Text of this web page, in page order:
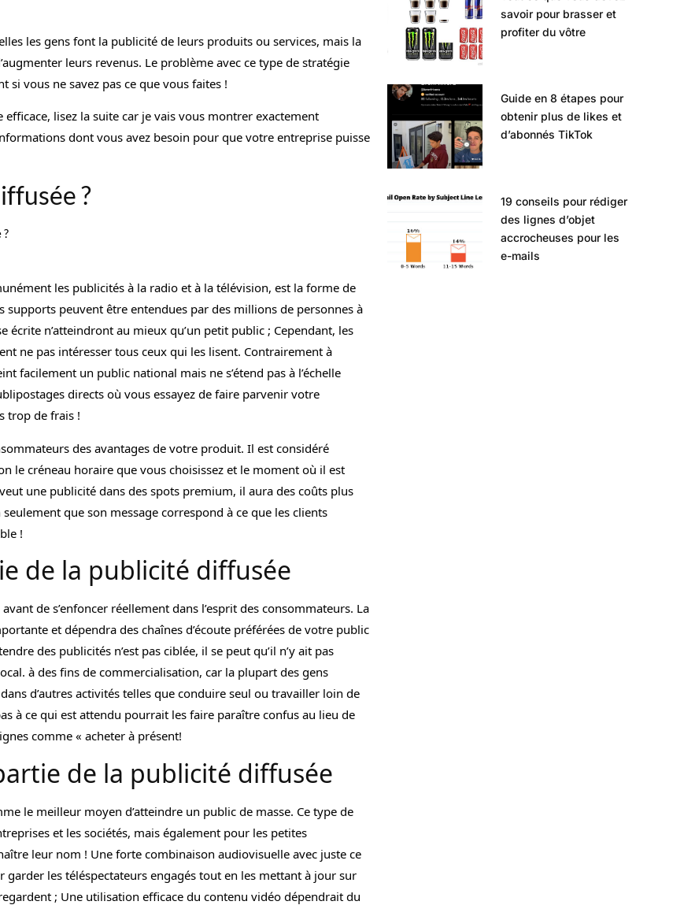
les gens font la publicité de leurs produits ou services, mais la
leurs revenus. Le problème avec ce type de stratégie
si vous ne savez pas ce que vous faites !
lisez la suite car je vais vous montrer exactement
dont vous avez besoin pour que votre entreprise puisse
?
les publicités à la radio et à la télévision, est la forme de
peuvent être entendues par des millions de personnes à
écrite n’atteindront au mieux qu’un petit public ; Cependant, les
ne pas intéresser tous ceux qui les lisent. Contrairement à
facilement un public national mais ne s’étend pas à l’échelle
directs où vous essayez de faire parvenir votre
trop de frais !
des avantages de votre produit. Il est considéré
le créneau horaire que vous choisissez et le moment où il est
une publicité dans des spots premium, il aura des coûts plus
que son message correspond à ce que les clients
!
de la publicité diffusée
de s’enfoncer réellement dans l’esprit des consommateurs. La
et dépendra des chaînes d’écoute préférées de votre public
des publicités n’est pas ciblée, il se peut qu’il n’y ait pas
à des fins de commercialisation, car la plupart des gens
d’autres activités telles que conduire seul ou travailler loin de
à ce qui est attendu pourrait les faire paraître confus au lieu de
comme « acheter à présent!
de la publicité diffusée
le meilleur moyen d’atteindre un public de masse. Ce type de
et les sociétés, mais également pour les petites
leur nom ! Une forte combinaison audiovisuelle avec juste ce
garder les téléspectateurs engagés tout en les mettant à jour sur
; Une utilisation efficace du contenu vidéo dépendrait du
savoir pour brasser et
profiter du vôtre
Guide en 8 étapes pour
obtenir plus de likes et
d’abonnés TikTok
19 conseils pour rédiger
des lignes d’objet
accrocheuses pour les
e-mails